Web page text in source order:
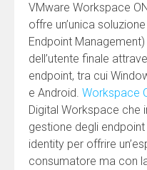
VMware Workspace
offre un’unica
Endpoint
dell’utente finale
endpoint, tra cui
e Android. Workspace
Digital Workspace che
gestione degli endpoint
identity per offrire
consumatore ma con